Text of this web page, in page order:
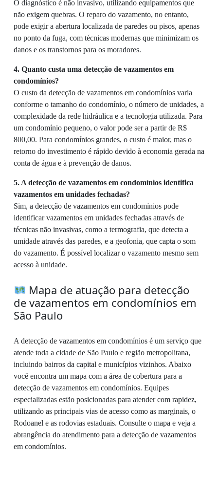
O diagnóstico é não invasivo, utilizando equipamentos que
não exigem quebras. O reparo do vazamento, no entanto,
pode exigir a abertura localizada de paredes ou pisos, apenas
no ponto da fuga, com técnicas modernas que minimizam os
danos e os transtornos para os moradores.
4. Quanto custa uma detecção de vazamentos em
condomínios?
O custo da detecção de vazamentos em condomínios varia
conforme o tamanho do condomínio, o número de unidades, a
complexidade da rede hidráulica e a tecnologia utilizada. Para
um condomínio pequeno, o valor pode ser a partir de R$
800,00. Para condomínios grandes, o custo é maior, mas o
retorno do investimento é rápido devido à economia gerada na
conta de água e à prevenção de danos.
5. A detecção de vazamentos em condomínios identifica
vazamentos em unidades fechadas?
Sim, a detecção de vazamentos em condomínios pode
identificar vazamentos em unidades fechadas através de
técnicas não invasivas, como a termografia, que detecta a
umidade através das paredes, e a geofonia, que capta o som
do vazamento. É possível localizar o vazamento mesmo sem
acesso à unidade.
Mapa de atuação para detecção
de vazamentos em condomínios em
São Paulo
A detecção de vazamentos em condomínios é um serviço que
atende toda a cidade de São Paulo e região metropolitana,
incluindo bairros da capital e municípios vizinhos. Abaixo
você encontra um mapa com a área de cobertura para a
detecção de vazamentos em condomínios. Equipes
especializadas estão posicionadas para atender com rapidez,
utilizando as principais vias de acesso como as marginais, o
Rodoanel e as rodovias estaduais. Consulte o mapa e veja a
abrangência do atendimento para a detecção de vazamentos
em condomínios.